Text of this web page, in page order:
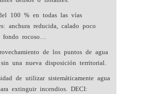
100 % en todas las vías
anchura reducida, calado poco
fondo rocoso…
de los puntos de agua
sin una nueva disposición territorial.
de utilizar sistemáticamente agua
extinguir incendios. DECI: